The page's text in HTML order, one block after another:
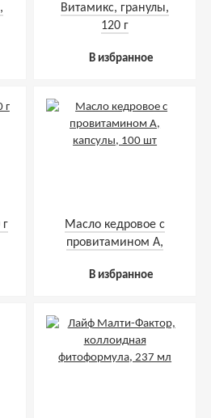
Витамикс, гранулы,
120 г
В избранное
Масло кедровое с
провитамином А,
В избранное